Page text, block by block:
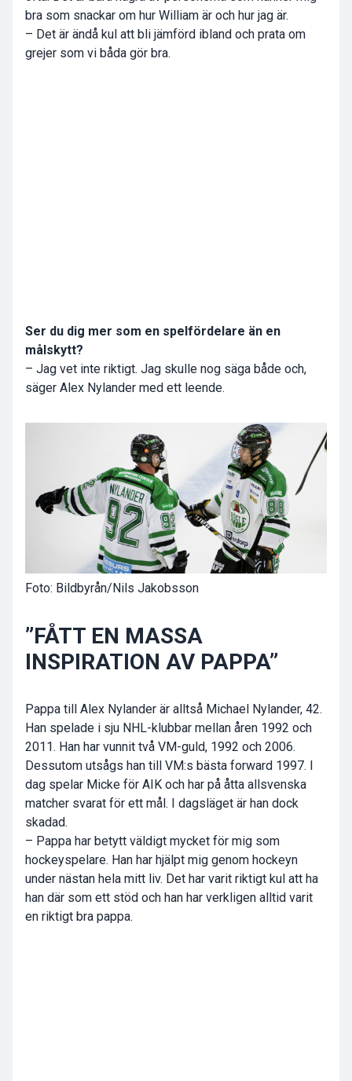
bra som snackar om hur William är och hur jag är.
– Det är ändå kul att bli jämförd ibland och prata om
grejer som vi båda gör bra.
Ser du dig mer som en spelfördelare än en
målskytt?
– Jag vet inte riktigt. Jag skulle nog säga både och,
säger Alex Nylander med ett leende.
Foto: Bildbyrån/Nils Jakobsson
”FÅTT EN MASSA
INSPIRATION AV PAPPA”
Pappa till Alex Nylander är alltså Michael Nylander, 42.
Han spelade i sju NHL-klubbar mellan åren 1992 och
2011. Han har vunnit två VM-guld, 1992 och 2006.
Dessutom utsågs han till VM:s bästa forward 1997. I
dag spelar Micke för AIK och har på åtta allsvenska
matcher svarat för ett mål. I dagsläget är han dock
skadad.
– Pappa har betytt väldigt mycket för mig som
hockeyspelare. Han har hjälpt mig genom hockeyn
under nästan hela mitt liv. Det har varit riktigt kul att ha
han där som ett stöd och han har verkligen alltid varit
en riktigt bra pappa.